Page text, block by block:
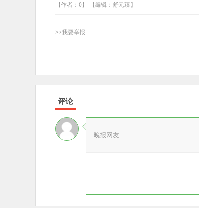
【作者：0】 【编辑：舒元臻】
>>我要举报
评论
晚报网友